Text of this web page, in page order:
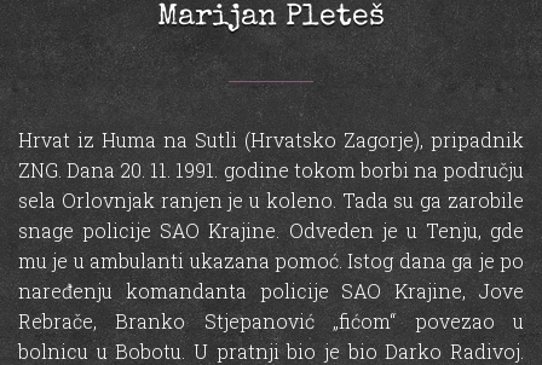
Marijan Pleteš
Hrvat iz Huma na Sutli (Hrvatsko Zagorje), pripadnik
ZNG. Dana 20. 11. 1991. godine tokom borbi na području
sela Orlovnjak ranjen je u koleno. Tada su ga zarobile
snage policije SAO Krajine. Odveden je u Tenju, gde
mu je u ambulanti ukazana pomoć. Istog dana ga je po
naređenju komandanta policije SAO Krajine, Jove
Rebrače, Branko Stjepanović „fićom“ povezao u
bolnicu u Bobotu. U pratnji bio je bio Darko Radivoj.